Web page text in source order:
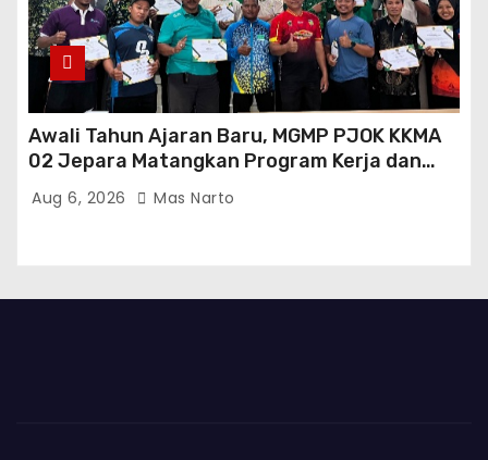
Awali Tahun Ajaran Baru, MGMP PJOK KKMA
02 Jepara Matangkan Program Kerja dan
Asesmen Gasal
Aug 6, 2026 Mas Narto